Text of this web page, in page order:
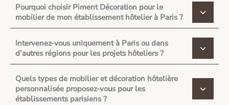
Pourquoi choisir Piment Décoration pour le
mobilier de mon établissement hôtelier à Paris ?
Intervenez-vous uniquement à Paris ou dans
d’autres régions pour les projets hôteliers ?
Quels types de mobilier et décoration hôtelière
personnalisée proposez-vous pour les
établissements parisiens ?